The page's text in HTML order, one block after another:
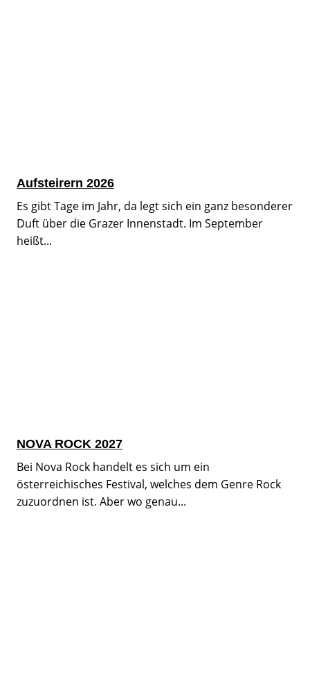
Aufsteirern 2026
Es gibt Tage im Jahr, da legt sich ein ganz besonderer
Duft über die Grazer Innenstadt. Im September
heißt...
NOVA ROCK 2027
Bei Nova Rock handelt es sich um ein
österreichisches Festival, welches dem Genre Rock
zuzuordnen ist. Aber wo genau...